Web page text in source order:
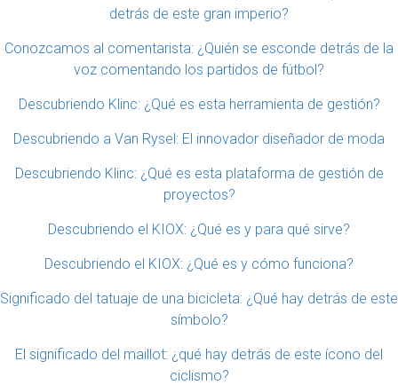
detrás de este gran imperio?
Conozcamos al comentarista: ¿Quién se esconde detrás de la
voz comentando los partidos de fútbol?
Descubriendo Klinc: ¿Qué es esta herramienta de gestión?
Descubriendo a Van Rysel: El innovador diseñador de moda
Descubriendo Klinc: ¿Qué es esta plataforma de gestión de
proyectos?
Descubriendo el KIOX: ¿Qué es y para qué sirve?
Descubriendo el KIOX: ¿Qué es y cómo funciona?
Significado del tatuaje de una bicicleta: ¿Qué hay detrás de este
símbolo?
El significado del maillot: ¿qué hay detrás de este ícono del
ciclismo?